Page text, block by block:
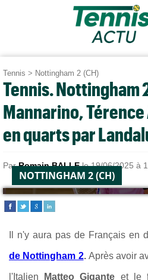
Tennis > Nottingham 2 (CH)
Tennis. Nottingham
Mannarino,
en quarts par
ParRomain BALLEle 19/06/2025 à
NOTTINGHAM 2 (CH)
Il n'y aura pas de Français en
de Nottingham 2. Après avoir
l'Italien Matteo Gigante et le